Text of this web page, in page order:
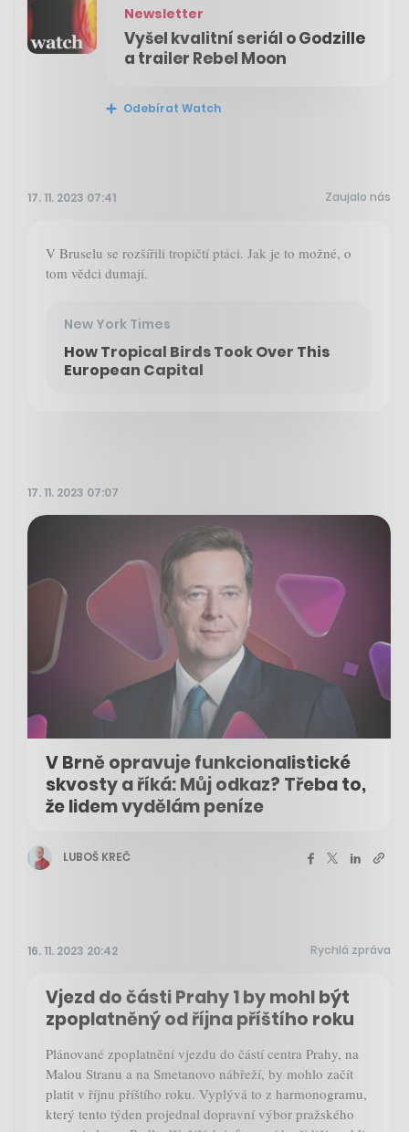
Newsletter
Vyšel kvalitní seriál o Godzille
a trailer Rebel Moon
Odebírat Watch
17. 11. 2023 07:41 Zaujalo nás
V Bruselu se rozšířili tropičtí ptáci. Jak je to možné, o
tom vědci dumají.
New York Times
How Tropical Birds Took Over This
European Capital
17. 11. 2023 07:07
V Brně opravuje funkcionalistické
skvosty a říká: Můj odkaz? Třeba to,
že lidem vydělám peníze
LUBOŠ KREČ
16. 11. 2023 20:42 Rychlá zpráva
Vjezd do části Prahy 1 by mohl být
zpoplatněný od října příštího roku
Plánované zpoplatnění vjezdu do částí centra Prahy, na
Malou Stranu a na Smetanovo nábřeží, by mohlo začít
platit v říjnu příštího roku. Vyplývá to z harmonogramu,
který tento týden projednal dopravní výbor pražského